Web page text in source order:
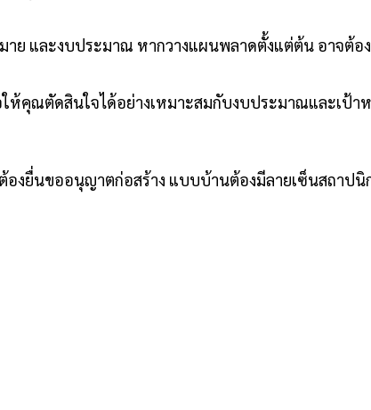
ย และงบประมาณ หากวางแผนพลาดตั้งแต่ต้น อาจต้อง
คุณตัดสินใจได้อย่างเหมาะสมกับงบประมาณและเป้าห
องยื่นขออนุญาตก่อสร้าง แบบบ้านต้องมีลายเซ็นสถาป